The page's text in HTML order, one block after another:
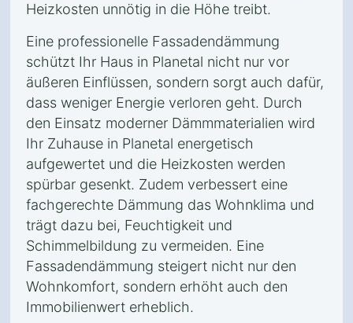
Heizkosten unnötig in die Höhe treibt.
Eine professionelle Fassadendämmung
schützt Ihr Haus in Planetal nicht nur vor
äußeren Einflüssen, sondern sorgt auch dafür,
dass weniger Energie verloren geht. Durch
den Einsatz moderner Dämmmaterialien wird
Ihr Zuhause in Planetal energetisch
aufgewertet und die Heizkosten werden
spürbar gesenkt. Zudem verbessert eine
fachgerechte Dämmung das Wohnklima und
trägt dazu bei, Feuchtigkeit und
Schimmelbildung zu vermeiden. Eine
Fassadendämmung steigert nicht nur den
Wohnkomfort, sondern erhöht auch den
Immobilienwert erheblich.